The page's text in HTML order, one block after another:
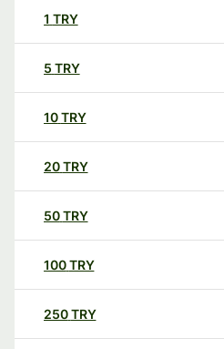
1 TRY
5 TRY
10TRY
20TRY
50TRY
100TRY
250TRY